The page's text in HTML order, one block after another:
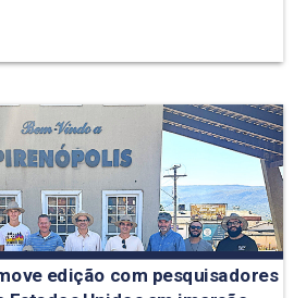
edição com pesquisadores